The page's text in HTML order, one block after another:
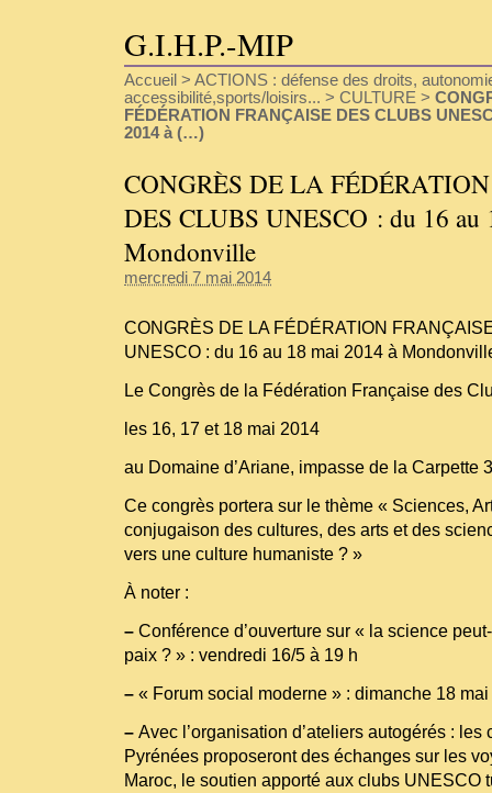
G.I.H.P.-MIP
Accueil > ACTIONS : défense des droits,
accessibilité,sports/loisirs... > CULTURE >
FÉDÉRATION FRANÇAISE DES CLUBS
2014 à (…)
CONGRÈS DE LA
DES CLUBS UNESCO : du 16 au
Mondonville
mercredi 7 mai 2014
CONGRÈS DE LA FÉDÉRATION
UNESCO : du 16 au 18 mai 2014 à
Le Congrès de la Fédération Française des
les 16, 17 et 18 mai 2014
au Domaine d’Ariane, impasse de la Carpette
Ce congrès portera sur le thème « Sciences,
conjugaison des cultures, des arts et des
vers une culture humaniste ? »
À noter :
– Conférence d’ouverture sur « la science
paix ? » : vendredi 16/5 à 19 h
– « Forum social moderne » : dimanche 18
– Avec l’organisation d’ateliers autogérés :
Pyrénées proposeront des échanges sur les
Maroc, le soutien apporté aux clubs UNESCO